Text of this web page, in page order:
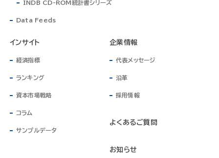
INDB CD-ROM統計書シリーズ
Data Feeds
インサイト
経済指標
ランキング
資本市場戦略
コラム
サンプルデータ
企業情報
代表メッセージ
沿革
採用情報
よくあるご質問
お知らせ